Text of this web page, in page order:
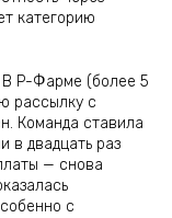
категорию
В Р-Фарме (более 5
рассылку с
Команда ставила
в двадцать раз
— снова
с